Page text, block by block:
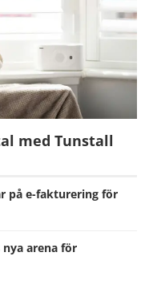
med Tunstall
på e-fakturering för
nya arena för